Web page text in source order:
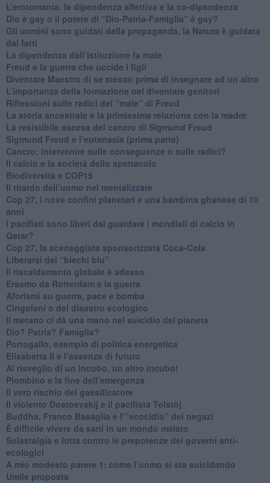
L’erotomania, la dipendenza affettiva e la co-dipendenza
​Dio è gay o il potere di “Dio-Patria-Famiglia” è gay?
​Gli uomini sono guidati dalla propaganda, la Natura è guidata
dai fatti
La dipendenza dall’istituzione fa male
​Freud e la guerra che uccide i figli
​Diventare Maestro di se stesso prima di insegnare ad un altro
L’importanza della formazione nel diventare genitori
Riflessioni sulle radici del “male” di Freud
​La storia ancestrale e la primissima relazione con la madre
​La resistibile ascesa del cancro di Sigmund Freud
Sigmund Freud e l’eutanasia (prima parte)
Cancro: intervenire sulle conseguenze o sulle radici?
​Il calcio e la società dello spettacolo
Biodiversità e COP15
​Il ritardo dell’uomo nel mentalizzare
​Cop 27, i nove confini planetari e una bambina ghanese di 10
anni
​I pacifisti sono liberi dal guardare i mondiali di calcio in
Qatar?
​Cop 27, la sceneggiata sponsorizzata Coca-Cola
​Liberarsi dei “biechi blu”
Il riscaldamento globale è adesso
​Erasmo da Rotterdam e la guerra
​Aforismi su guerra, pace e bomba
Cingolani o del disastro ecologico
​Il metano ci dà una mano nel suicidio del pianeta
​Dio? Patria? Famiglia?
Portogallo, esempio di politica energetica
​Elisabetta II e l’assenza di futuro
Al risveglio di un incubo, un altro incubo!
​Piombino e la fine dell’emergenza
​Il vero rischio del gassificatore
​Il violento Dostoevskij e il pacifista Tolstòj
​Buddha, Franco Basaglia e l’”ecocidio” dei negazi
​È difficile vivere da sani in un mondo malato
Solastalgia e lotta contro le prepotenze dei governi anti-
ecologici
​A mio modesto parere 1: come l’uomo si sta suicidando
​Umile proposta